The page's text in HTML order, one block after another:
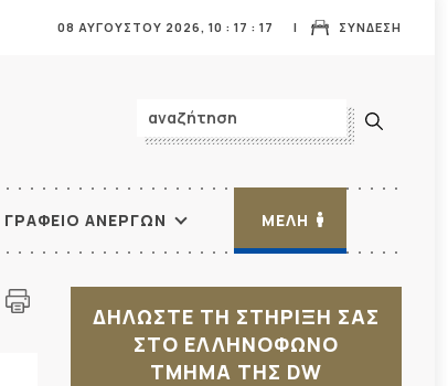
ΣΥΝΔΕΣΗ
08 ΑΥΓΟΥΣΤΟΥ 2026, 10 : 17 : 19
ΓΡΑΦΕΙΟ ΑΝΕΡΓΩΝ ΜΕΛΗ
ΔΗΛΩΣΤΕ ΤΗ ΣΤΗΡΙΞΗ ΣΑΣ
ΣΤΟ ΕΛΛΗΝΟΦΩΝΟ
ΤΜΗΜΑ ΤΗΣ DW